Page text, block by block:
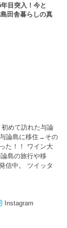
目突入！今と
田舎暮らしの真
初めて訪れた与論
論島に移住→その
た！！ ワイン大
島の旅行や移
信中。 ツイッタ
Instagram